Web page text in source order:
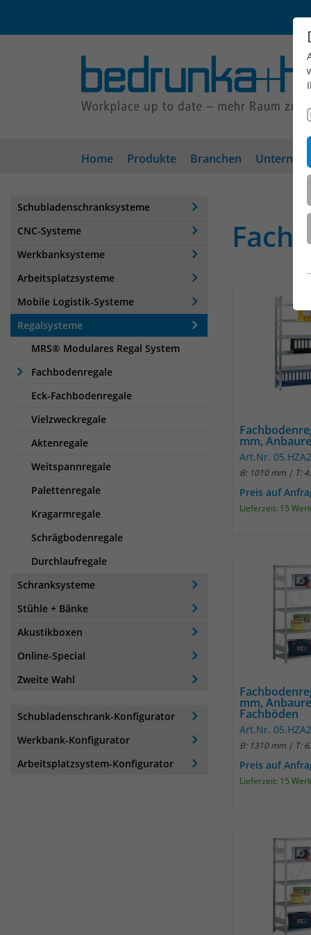
Home Produkte Branchen
Schubladenschranksysteme
CNC-Systeme
Werkbanksysteme
Arbeitsplatzsysteme
Mobile Logistik-Systeme
Regalsysteme
MRS® Modulares Regal System
Fachbodenregale
Eck-Fachbodenregale
Vielzweckregale
Aktenregale
Weitspannregale
Palettenregale
Kragarmregale
Schrägbodenregale
Durchlaufregale
Schranksysteme
Stühle + Bänke
Akustikboxen
Online-Special
Zweite Wahl
Schubladenschrank-Konfigurator
Werkbank-Konfigurator
Arbeitsplatzsystem-Konfigurator
mm,
Art.Nr.
B: 1010 mm | T:
Preis auf
Lieferzeit: 15
mm,
Fachböden
Art.Nr.
B: 1310 mm | T:
Preis auf
Lieferzeit: 15